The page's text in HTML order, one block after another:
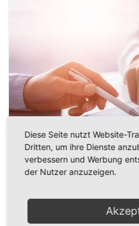
Gesellschaftsrecht,
MEHR
Diese Seite nutzt Website-
Dritten, um ihre Dienste
verbessern und Werbung
der Nutzer anzuzeigen.